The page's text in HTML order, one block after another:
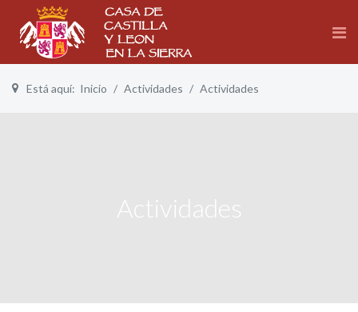
Está aquí: Inicio Actividades Actividades
Actividades